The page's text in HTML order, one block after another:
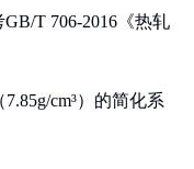
GB/T 706-2016《热轧
cm³）的简化系